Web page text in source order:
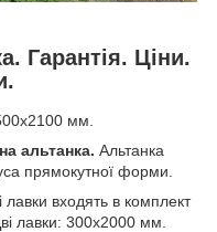
Гарантія. Ціни.
мм.
альтанка. Альтанка
прямокутної форми.
лавки входять в комплект
лавки: 300х2000 мм.